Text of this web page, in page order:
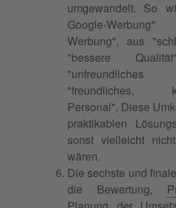
umgewandelt. So
Google-
Werbung", aus
"bessere
"freundliches,
Personal". Diese
praktikablen
sonst vielleicht
wären.
Die sechste und
die Bewertung,